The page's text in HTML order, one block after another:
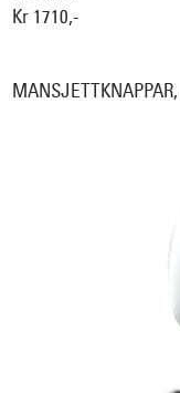
Kr 1710,-